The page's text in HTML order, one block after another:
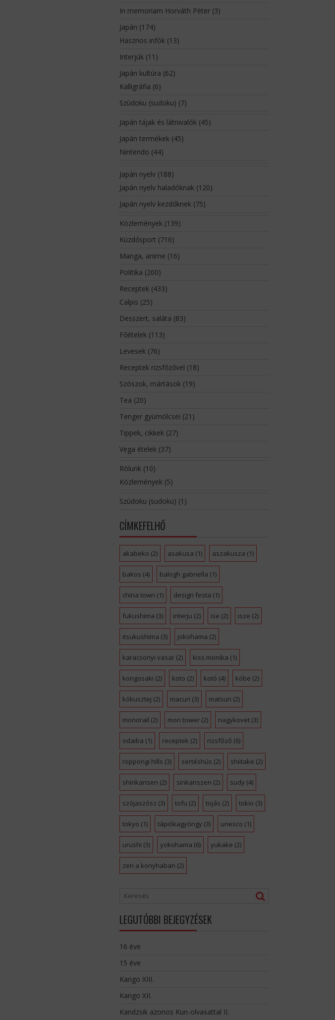
In memoriam Horváth Péter(3)
Japán (174)
Hasznos infók(13)
Interjúk(11)
Japán kultúra (62)
Kalligráfia (6)
Szúdoku (sudoku) (7)
Japán tájak és látnivalók(45)
Japán termékek(45)
Nintendo (44)
Japán nyelv(188)
Japán nyelv haladóknak(120)
Japán nyelv kezdőknek(75)
Közlemények(139)
Küzdősport (716)
Manga, anime (16)
Politika (200)
Receptek(433)
Calpis (25)
Desszert, saláta (83)
Főételek(113)
Levesek(76)
Receptek rizsfőzővel (18)
Szószok, mártások(19)
Tea (20)
Tenger gyümölcsei (21)
Tippek, cikkek(27)
Vega ételek(37)
Rólunk(10)
Közlemények(5)
Szúdoku (sudoku) (1)
CÍMKEFELHŐ
akabeko (2) asakusa (1) aszakusza (1)
bakos (4) balogh gabriella (1)
china town (1) design festa (1)
fukushima (3) interju (2) ise (2) isze (2)
itsukushima (3) jokohama (2)
karacsonyi vasar(2) kiss monika (1)
kongosaki (2) koto (2) kotó (4) kóbe (2)
kókusztej (2) macuri (3) matsuri (2)
monorail (2) mori tower(2) nagykovet(3)
odaiba (1) receptek (2) rizsfőző (6)
roppongi hills (3) sertéshús (2) shiitake (2)
shinkansen (2) sinkanszen (2) sudy (4)
szójaszósz (3) tofu (2) tojás (2) tokio (3)
tokyo (1) tápiókagyöngy (3) unesco (1)
urushi (3) yokohama (6) yukake (2)
zen a konyhaban (2)
LEGUTÓBBI BEJEGYZÉSEK
16 éve
15 éve
Kango XIII.
Kango XII.
Kandzsik azonos Kun-olvasattal II.